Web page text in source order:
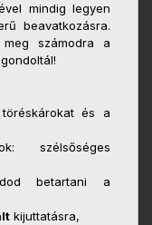
mindig legyen
beavatkozásra.
számodra a
és a
szélsőséges
betartani a
kijuttatásra,